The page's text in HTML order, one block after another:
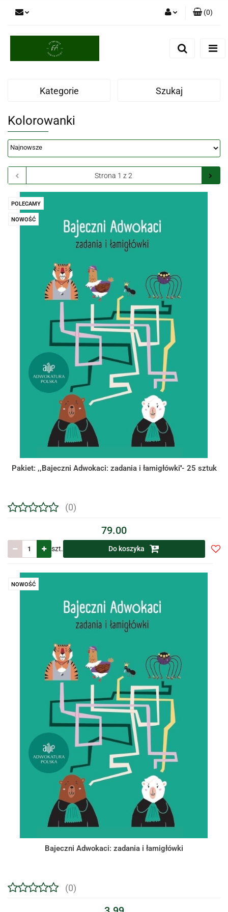
(0)
Kategorie Szukaj
Kolorowanki
POLECAMY
NOWOŚĆ
Pakiet: ,,Bajeczni Adwokaci: zadania i łamigłówki''- 25 sztuk
(0)
79.00
szt. Do koszyka
NOWOŚĆ
Bajeczni Adwokaci: zadania i łamigłówki
(0)